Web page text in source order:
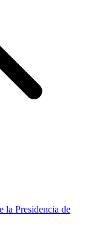
la Presidencia de